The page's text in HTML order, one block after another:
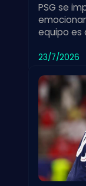
PSG se
equipo es
historia de
23/7/2026